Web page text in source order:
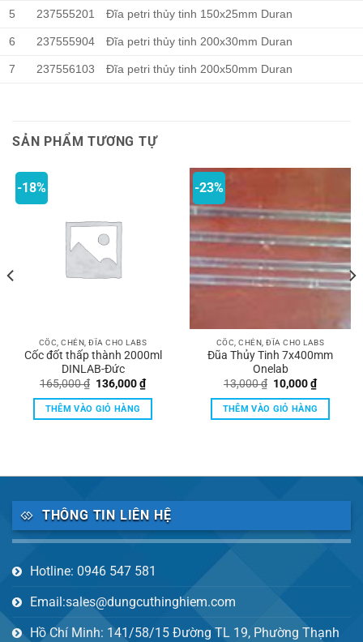
5 237555201 Đĩa petri thủy tinh 150x25mm Duran
6 237555904 Đĩa petri thủy tinh 200x30mm Duran
7 237556103 Đĩa petri thủy tinh 200x50mm Duran
SẢN PHẨM TƯƠNG TỰ
-18%
CỐC, CHÉN, ĐĨA CHO LABS
Cốc đốt thấp thành 2000ml
DINLAB-Đức
165,000₫ Giá
là:
165,000 ₫.
136,000₫Giá
hiện
tại
THÊM VÀO GIỎ HÀNG
-23%
CỐC, CHÉN, ĐĨA CHO LABS
Đũa Thủy Tinh 7x400mm
Onelab
13,000₫ Giá
gốc
là:
13,000 ₫.
10,000₫Giá
hiện
tại
là:
THÊM VÀO GIỎ HÀNG
THÔNG TIN LIÊN HỆ
Hotline: 0946 547 581
Email:sales@dungcuthinghiem.com
Hồ Chí Minh: 141/58/15 Đường TL 19, Phường Thạnh